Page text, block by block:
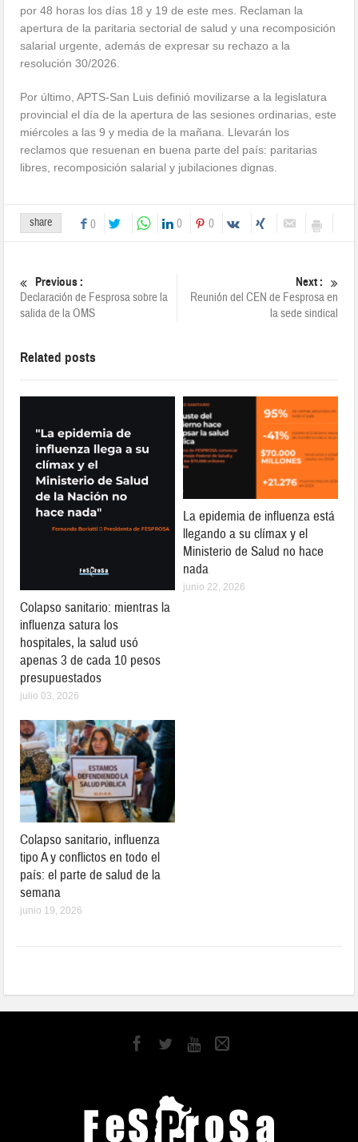
por 48 horas los días 18 y 19 de este mes. Reclaman la
apertura de la paritaria sectorial de salud y una recomposición
salarial urgente, además de expresar su rechazo a la
resolución 30/2026.
Por último, APTS-San Luis definió movilizarse a la legislatura
provincial el día de la apertura de las sesiones ordinarias, este
miércoles a las 9 y media de la mañana. Llevarán los
reclamos que resuenan en buena parte del país: paritarias
libres, recomposición salarial y jubilaciones dignas.
share 0 0 0
Previous :
Declaración de Fesprosa sobre la
salida de la OMS
Next :
Reunión del CEN de Fesprosa en
la sede sindical
Related posts
Colapso sanitario: mientras la
influenza satura los
hospitales, la salud usó
apenas 3 de cada 10 pesos
presupuestados
julio 03, 2026
La epidemia de influenza está
llegando a su clímax y el
Ministerio de Salud no hace
nada
junio 22, 2026
Colapso sanitario, influenza
tipo A y conflictos en todo el
país: el parte de salud de la
semana
junio 19, 2026